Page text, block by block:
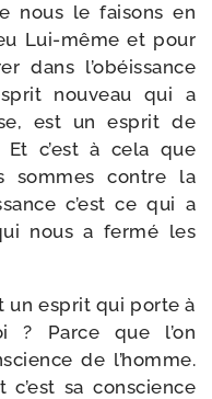
nous le fai­sons en
Lui-​même et pour
dans l’obéissance
nou­veau qui a
est un esprit de
Et c’est à cela que
sommes contre la
c’est ce qui a
nous a fer­mé les
un esprit qui porte à
? Parce que l’on
de l’homme.
c’est sa conscience